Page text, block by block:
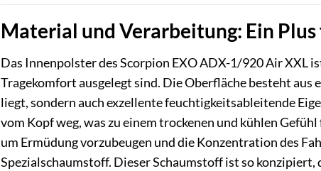
Material und Verarbeitung: Ein
Das Innenpolster des Scorpion EXO ADX-1/920 Air XXL
Tragekomfort ausgelegt sind. Die Oberfläche besteht
liegt, sondern auch exzellente feuchtigkeitsableitende
vom Kopf weg, was zu einem trockenen und kühlen
um Ermüdung vorzubeugen und die Konzentration des
Spezialschaumstoff. Dieser Schaumstoff ist so